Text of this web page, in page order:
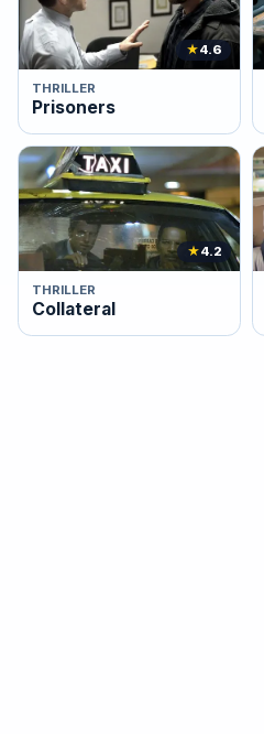
★4.6
THRILLER
Prisoners
★4.2
THRILLER
Collateral